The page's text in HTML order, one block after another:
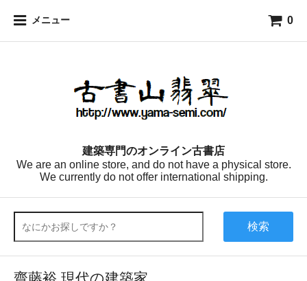
メニュー 0
建築専門のオンライン古書店
We are an online store, and do not have a physical store.
We currently do not offer international shipping.
検索